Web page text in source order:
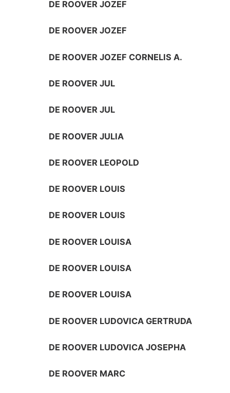
DE ROOVER JOZEF
DE ROOVER JOZEF
DE ROOVER JOZEF CORNELIS A.
DE ROOVER JUL
DE ROOVER JUL
DE ROOVER JULIA
DE ROOVER LEOPOLD
DE ROOVER LOUIS
DE ROOVER LOUIS
DE ROOVER LOUISA
DE ROOVER LOUISA
DE ROOVER LOUISA
DE ROOVER LUDOVICA GERTRUDA
DE ROOVER LUDOVICA JOSEPHA
DE ROOVER MARC